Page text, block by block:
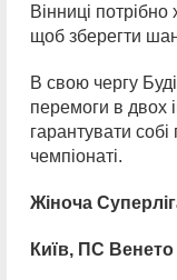
Вінниці
щоб зберегти
В свою чергу
перемоги в двох
гарантувати
чемпіонаті.
Жіноча
Київ, ПС Венето